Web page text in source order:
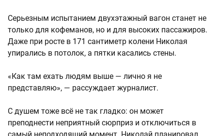
Серьезным испытанием двухэтажный вагон станет не
только для кофеманов, но и для высоких пассажиров.
Даже при росте в 171 сантиметр колени Николая
упирались в потолок, а пятки касались стены.
«Как там ехать людям выше — лично я не
представляю», — рассуждает журналист.
С душем тоже всё не так гладко: он может
преподнести неприятный сюрприз и отключиться в